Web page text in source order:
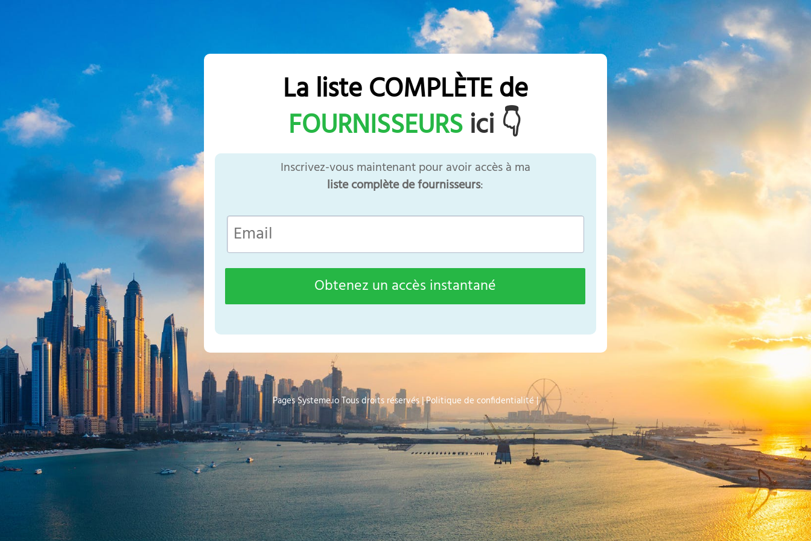
La liste COMPLÈTE de
FOURNISSEURS ici 👇
Inscrivez-vous maintenant pour avoir accès à ma
liste complète de fournisseurs:
Obtenez un accès instantané
PagesSysteme.ioTous droits réservés | Politique de confidentialité |